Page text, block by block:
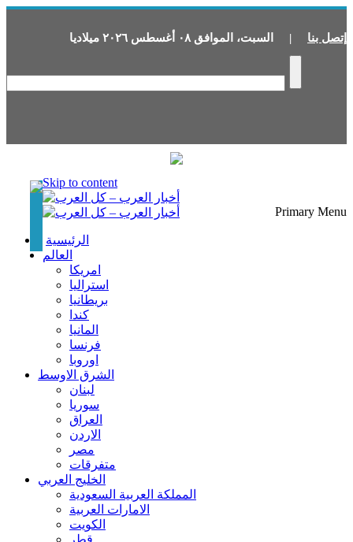
إتصل بنا | السبت، الموافق ٠٨ أغسطس ٢٠٢٦ ميلاديا
Skip to content
Primary Menu
الرئيسية
العالم
امريكا
استراليا
بريطانيا
كندا
المانيا
فرنسا
اوروبا
الشرق الاوسط
لبنان
سوريا
العراق
الاردن
مصر
متفرقات
الخليج العربي
المملكة العربية السعودية
الامارات العربية
الكويت
قطر